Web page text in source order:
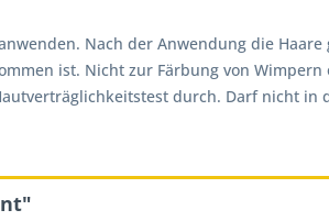
Nach der Anwendung die Haare
ist. Nicht zur Färbung von Wimpern
durch. Darf nicht in